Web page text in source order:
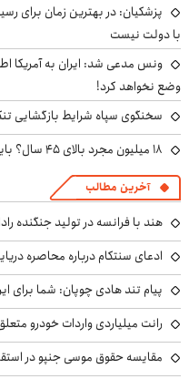
پزشکیان‌: در بهترین زمان برای
با دولت نیست
ونس مدعی شد: ایران به آمریکا
وضع نخواهد کرد!
سخنگوی سپاه شرایط بازگشایی
۱۸ میلیون مجرد بالای ۴۵ سال؟ باید نشانه‌های بحران اجتماعی را جدی گرفت
آخرین مطالب
هند با فرانسه در تولید جنگنده
ادعای سنتکام درباره محاصره دریایی
پیام تند هادی چوپان: شما برای
رانت میلیاردی واردات خودرو
مقایسه حقوق موسی جنپو در